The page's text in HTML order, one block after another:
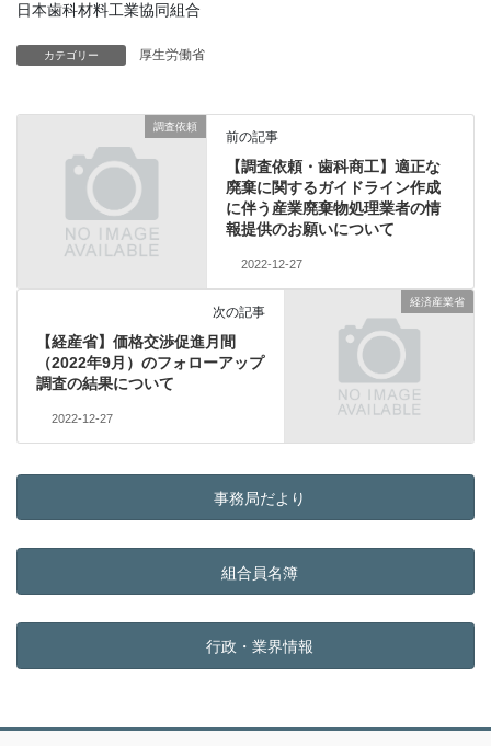
日本歯科材料工業協同組合
カテゴリー 厚生労働省
調査依頼
前の記事
【調査依頼・歯科商工】適正な
廃棄に関するガイドライン作成
に伴う産業廃棄物処理業者の情
報提供のお願いについて
2022-12-27
経済産業省
次の記事
【経産省】価格交渉促進月間
（2022年9月）のフォローアップ
調査の結果について
2022-12-27
事務局だより
組合員名簿
行政・業界情報